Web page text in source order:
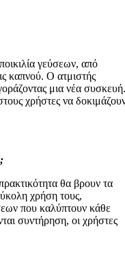
γεύσεων, από
καπνού. Ο ατμιστής
μια νέα συσκευή.
χρήστες να
θα βρουν τα
χρήση τους,
που καλύπτουν κάθε
συντήρηση, οι χρήστες